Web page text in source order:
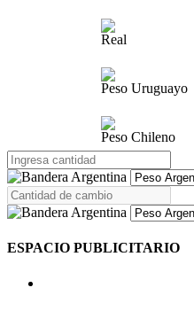
Real
Peso Uruguayo
Peso Chileno
ESPACIO PUBLICITARIO